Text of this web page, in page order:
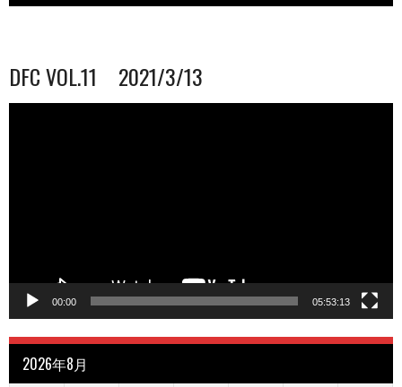
DFC VOL.11 2021/3/13
00:00 05:53:13
2026年8月